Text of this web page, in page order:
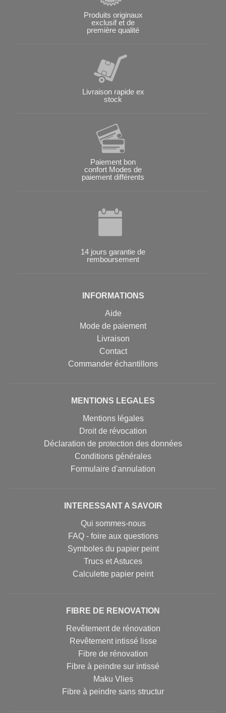
Produits originaux
exclusif et de
première qualité
Livraison rapide ex
stock
Paiement bon
confort Modes de
paiement différents
14 jours garantie de
remboursement
INFORMATIONS
Aide
Mode de paiement
Livraison
Contact
Commander échantillons
MENTIONS LEGALES
Mentions légales
Droit de révocation
Déclaration de protection des données
Conditions générales
Formulaire d'annulation
INTERESSANT A SAVOIR
Qui sommes-nous
FAQ - foire aux questions
Symboles du papier peint
Trucs et Astuces
Calculette papier peint
FIBRE DE RENOVATION
Revêtement de rénovation
Revêtement intissé lisse
Fibre de rénovation
Fibre à peindre sur intissé
Maku Vlies
Fibre à peindre sans structur